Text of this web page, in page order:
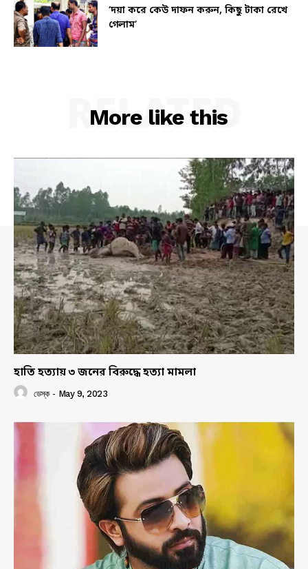
‘দয়া করে কেউ দাফন করুন, কিছু টাকা রেখে
গেলাম’
More like this
RELATED
হাতি হত্যায় ৩ জনের বিরুদ্ধে হত্যা মামলা
ডেস্ক - May 9, 2023